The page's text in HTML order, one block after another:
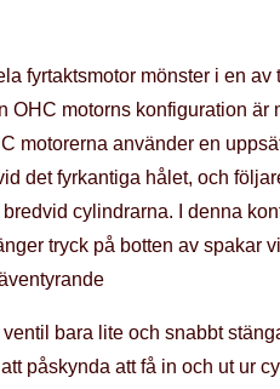
fyrtaktsmotor mönster i en
OHC motorns konfiguration är
motorerna använder en
det fyrkantiga hålet, och
cylindrarna. I denna
tryck på botten av spakar
bara lite och snabbt
påskynda att få in och ut ur